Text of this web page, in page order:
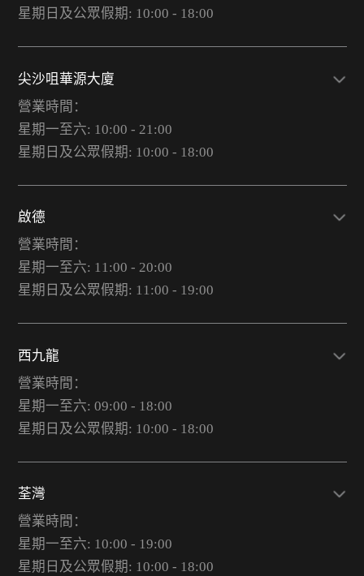
星期日及公眾假期: 10:00 - 18:00
尖沙咀華源大廈
營業時間：
星期一至六: 10:00 - 21:00
星期日及公眾假期: 10:00 - 18:00
啟德
營業時間：
星期一至六: 11:00 - 20:00
星期日及公眾假期: 11:00 - 19:00
西九龍
營業時間：
星期一至六: 09:00 - 18:00
星期日及公眾假期: 10:00 - 18:00
荃灣
營業時間：
星期一至六: 10:00 - 19:00
星期日及公眾假期: 10:00 - 18:00